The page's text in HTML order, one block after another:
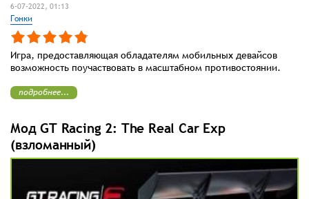
6-07-2022, 01:13
Гонки
Игра, предоставляющая обладателям мобильных девайсов
возможность поучаствовать в масштабном противостоянии.
подробнее...
Мод GT Racing 2: The Real Car Exp
(взломанный)